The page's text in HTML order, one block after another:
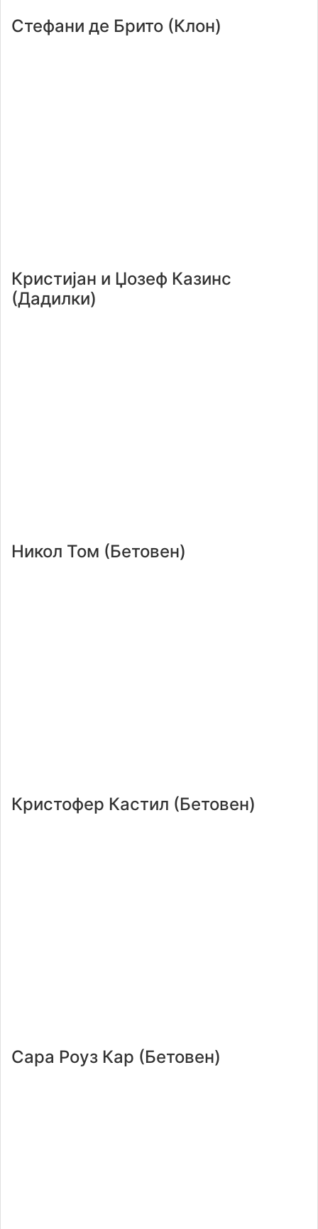
Стефани де Брито (Клон)
Кристијан и Џозеф Казинс
(Дадилки)
Никол Том (Бетовен)
Кристофер Кастил (Бетовен)
Сара Роуз Кар (Бетовен)